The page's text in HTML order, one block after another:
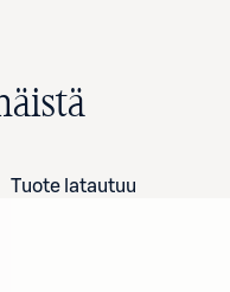
Tuote latautuu